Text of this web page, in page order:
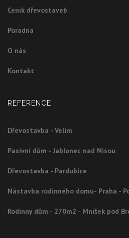
Ceník dřevostaveb
Poradna
O nás
Kontakt
REFERENCE
Dřevostavba - Velim
Pasivní dům - Jablonec nad Nisou
Dřevostavba - Pardubice
Nástavba rodinného domu- Praha -
Rodinný dům - 270m2 - Mníšek pod